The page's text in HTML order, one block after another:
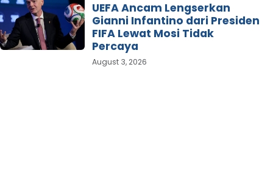
UEFA Ancam Lengserkan
Gianni Infantino dari Presiden
FIFA Lewat Mosi Tidak
Percaya
August 3, 2026